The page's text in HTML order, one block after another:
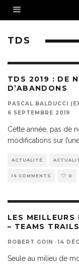
TDS
TDS 2019 : DE
D’ABANDONS
PASCAL BALDUCCI
6 SEPTEMBRE 2019
Cette année, pas de
modifications sur
ACTUALITÉ
14 COMMENTS 0
LES
– TEAMS
ROBERT GOIN · 14
Seule au milieu de